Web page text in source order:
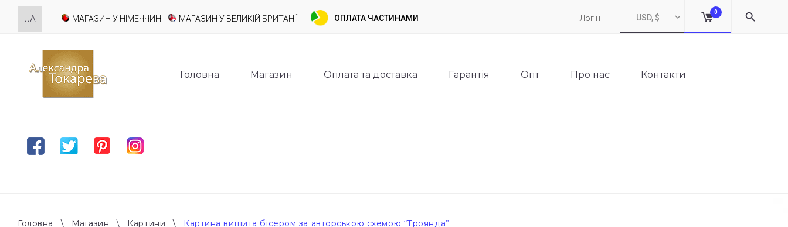
Skip
МАГАЗИН У НІМЕЧЧИНІ МАГАЗИН У ВЕЛИКІЙ БРИТАНІЇ Логін USD, $
0
FacebookTwitterPinterestInstagram
Головна Магазин Оплата та доставка Гарантія Опт Про нас Контакти
ОПЛАТА ЧАСТИНАМИ
Головна \ Магазин \ Картини \ Картина вишита бісером за авторською схемою “Троянда”